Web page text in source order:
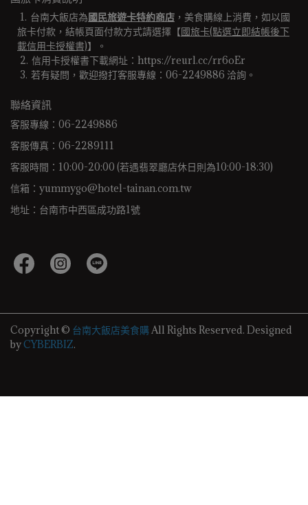
台南大飯店為國民旅遊卡特約商店 ，美食購線上消費，如以國
旅卡付款，結帳頁面付款方式請選擇【國旅卡(點選立即結帳後下
載信用卡授權書)】。
信用卡授權書下載網址：https://reurl.cc/rr6oEr
若有疑問，歡迎撥打客服專線：06-2249886 洽詢。
聯絡資訊
客服專線：06-2249886
客服傳真：06-2289111
客服時間：10:00-20:00 (若遇翡翠廳店休日則為10:00-18:30)
信箱：yummygo@hotel-tainan.com.tw
地址：台南市中西區成功路1號
Copyright © 台南大飯店美食購 All Rights Reserved. Designed
byCYBERBIZ.